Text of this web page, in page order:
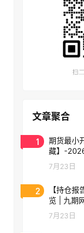
文章聚合
1
期货最小
藏】-
7月23日
2
【持仓
览 | 九期
7月23日